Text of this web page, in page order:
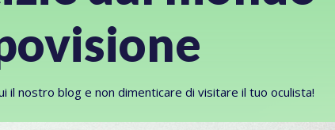
il nostro blog e non dimenticare di visitare il tuo oculista!